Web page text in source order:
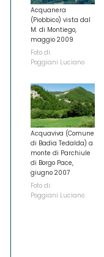
Acquanera
(Piobbico) vista dal
M. di Montiego,
maggio 2009
Foto di:
Poggiani Luciano
Acquaviva (Comune
di Badia Tedalda) a
monte di Parchiule
di Borgo Pace,
giugno 2007
Foto di:
Poggiani Luciano